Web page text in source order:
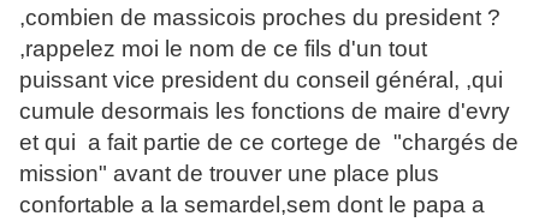
,combien de massicois proches du president ?
,rappelez moi le nom de ce fils d'un tout
puissant vice president du conseil général, ,qui
cumule desormais les fonctions de maire d'evry
et qui a fait partie de ce cortege de "chargés de
mission" avant de trouver une place plus
confortable a la semardel,sem dont le papa a